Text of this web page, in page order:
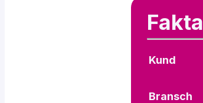
Fakta
Kund
Bransch